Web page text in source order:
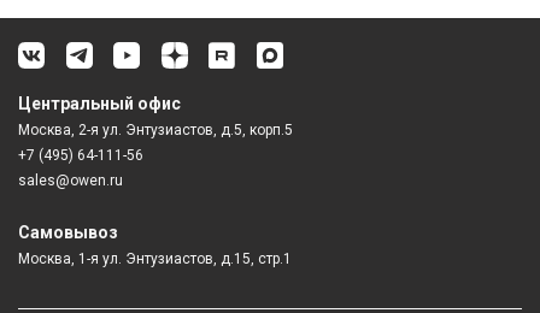
Центральный офис
Москва, 2-я ул. Энтузиастов, д.5, корп.5
+7 (495) 64-111-56
sales@owen.ru
Самовывоз
Москва, 1-я ул. Энтузиастов, д.15, стр.1